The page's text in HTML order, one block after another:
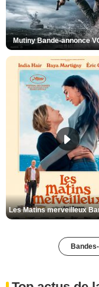
Mutiny Bande-annonce